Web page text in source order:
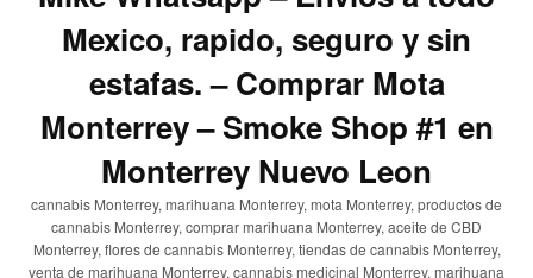
Mexico, rapido, seguro y sin
estafas. – Comprar Mota
Monterrey – Smoke Shop #1 en
Monterrey Nuevo Leon
cannabis Monterrey, marihuana Monterrey, mota Monterrey, productos de
cannabis Monterrey, comprar marihuana Monterrey, aceite de CBD
Monterrey, flores de cannabis Monterrey, tiendas de cannabis Monterrey,
venta de marihuana Monterrey, cannabis medicinal Monterrey, marihuana